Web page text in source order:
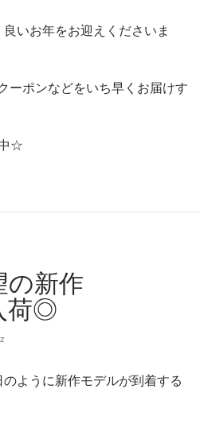
いお年をお迎えくださいま
ーポンなどをいち早くお届けす
☆
の新作
荷◎
ように新作モデルが到着する